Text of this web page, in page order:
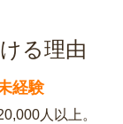
る理由
経験
人以上。